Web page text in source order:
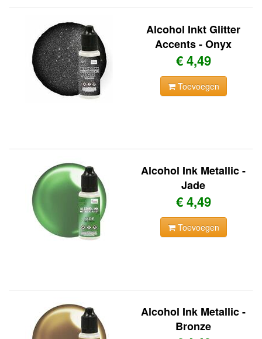
Alcohol Inkt Glitter
Accents - Onyx
€ 4,49
Toevoegen
Alcohol Ink Metallic -
Jade
€ 4,49
Toevoegen
Alcohol Ink Metallic -
Bronze